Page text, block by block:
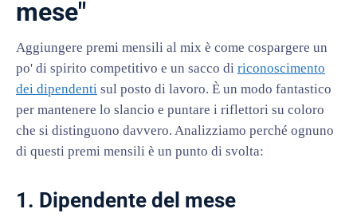
mese"
Aggiungere premi mensili al mix è come cospargere un
po' di spirito competitivo e un sacco di riconoscimento
dei dipendenti sul posto di lavoro. È un modo fantastico
per mantenere lo slancio e puntare i riflettori su coloro
che si distinguono davvero. Analizziamo perché ognuno
di questi premi mensili è un punto di svolta:
1. Dipendente del mese